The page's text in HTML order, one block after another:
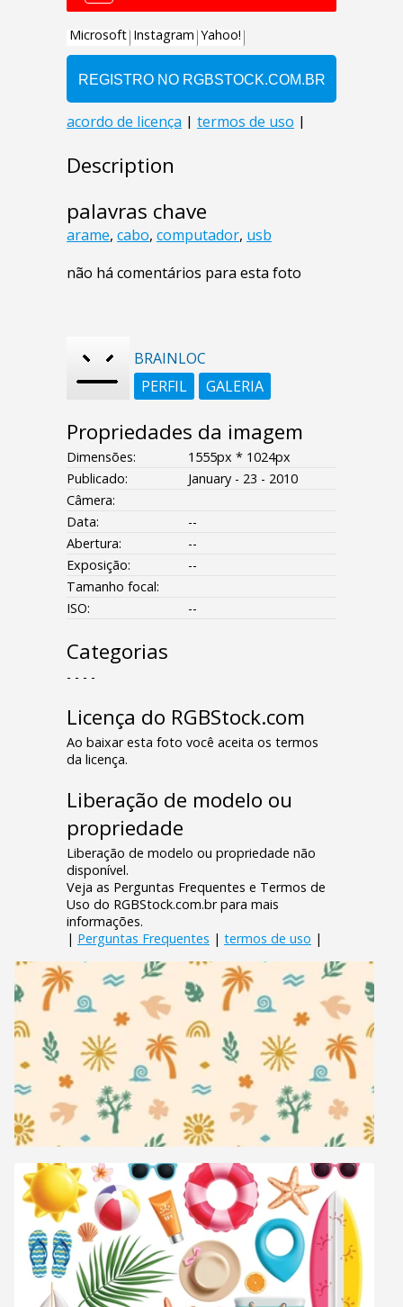
Description
palavras chave
arame, cabo, computador, usb
não há comentários para esta foto
BRAINLOC
PERFIL
GALERIA
Propriedades da imagem
Dimensões:
1555px * 1024px
Publicado:
January - 23 - 2010
Câmera:
Data:
--
Abertura:
--
Exposição:
--
Tamanho focal:
ISO:
--
Categorias
- - - -
Licença do RGBStock.com
Ao baixar esta foto você aceita os termos
da licença.
Liberação de modelo ou
propriedade
Liberação de modelo ou propriedade não
disponível.
Veja as Perguntas Frequentes e Termos de
Uso do RGBStock.com.br para mais
informações.
| Perguntas Frequentes | termos de uso |